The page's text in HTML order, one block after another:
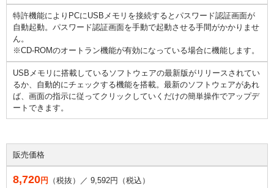
特許機能によりPCにUSBメモリを接続するとパスワード認証画面が
自動起動。パスワード認証画面を手動で起動させる手間がかかりませ
ん。
※CD-ROMのオートラン機能が有効になっている場合に機能します。
USBメモリに搭載しているソフトウェアの最新版がリリースされてい
るか、自動的にチェックする機能を搭載。最新のソフトウェアがあれ
ば、画面の指示に従ってクリックしていくだけの簡単操作でアップデ
ートできます。
販売価格
8,720円 （税抜）／ 9,592円（税込）